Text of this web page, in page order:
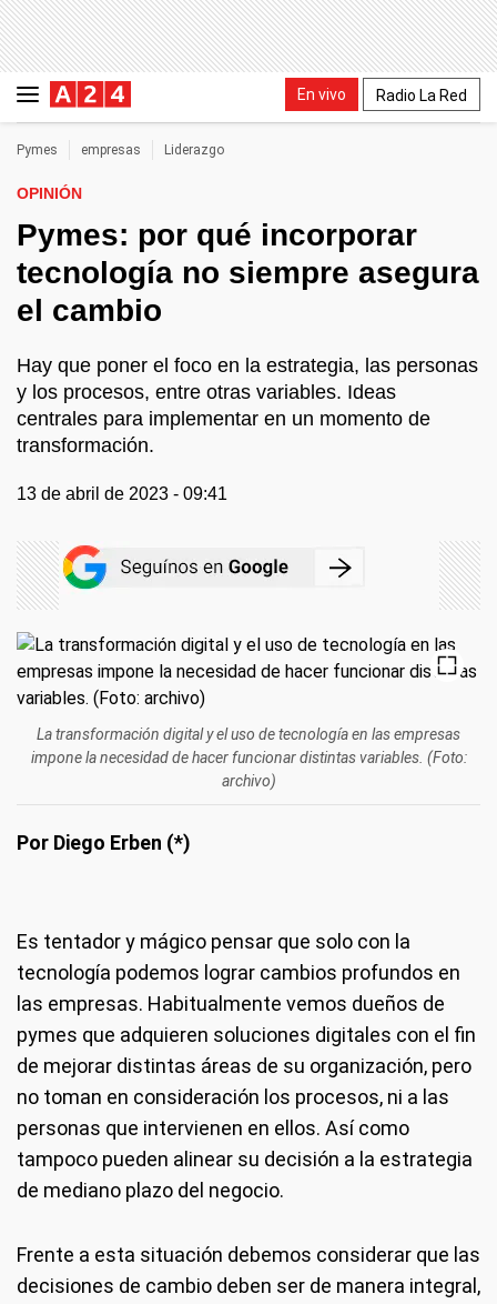
En vivo Radio La Red
Pymes empresas Liderazgo
OPINIÓN
Pymes: por qué incorporar
tecnología no siempre asegura
el cambio
Hay que poner el foco en la estrategia, las personas
y los procesos, entre otras variables. Ideas
centrales para implementar en un momento de
transformación.
13 de abril de 2023 - 09:41
La transformación digital y el uso de tecnología en las empresas
impone la necesidad de hacer funcionar distintas variables. (Foto:
archivo)
Por Diego Erben (*)
Es tentador y mágico pensar que solo con la
tecnología podemos lograr cambios profundos en
las empresas. Habitualmente vemos dueños de
pymes que adquieren soluciones digitales con el fin
de mejorar distintas áreas de su organización, pero
no toman en consideración los procesos, ni a las
personas que intervienen en ellos. Así como
tampoco pueden alinear su decisión a la estrategia
de mediano plazo del negocio.
Frente a esta situación debemos considerar que las
decisiones de cambio deben ser de manera integral,